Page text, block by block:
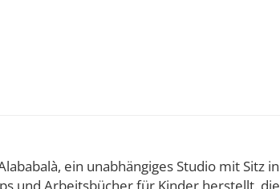
ein unabhängiges Studio mit Sitz in